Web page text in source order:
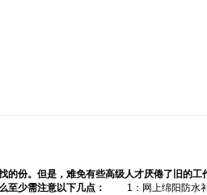
份。但是，难免有些高级人才厌倦了旧的工
至少需注意以下几点：
1：网上绵阳防水补